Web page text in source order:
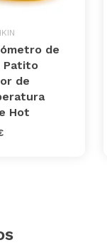
de
Patito
de
Hot